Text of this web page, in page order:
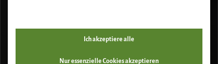
Ich akzeptiere alle
Nur essenzielle Cookies akzeptieren